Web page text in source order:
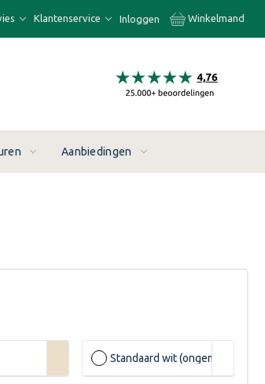
Klantenservice Inloggen Winkelmand
Aanbiedingen
Standaard wit (ongemengd)